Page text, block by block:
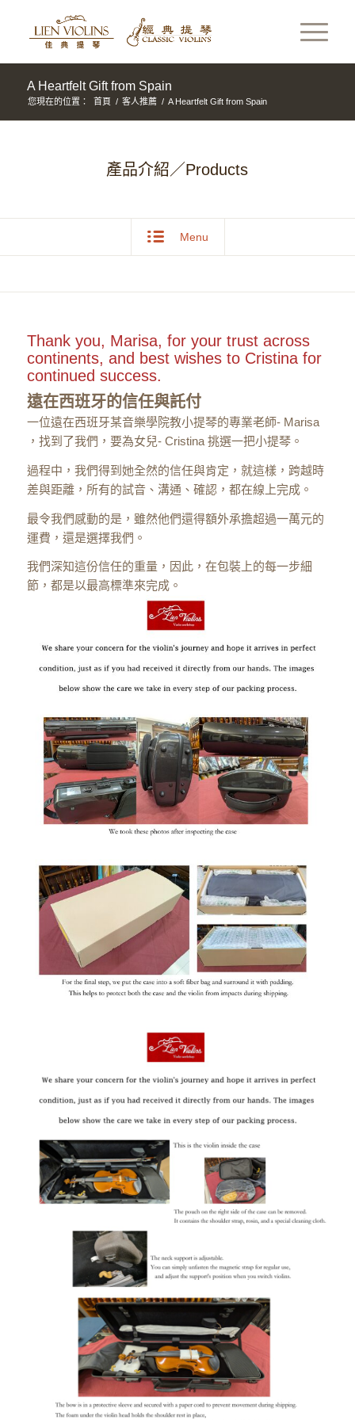
A Heartfelt Gift from Spain
您現在的位置： 首頁 / 客人推薦 / A Heartfelt Gift from Spain
產品介紹／Products
Menu
Thank you, Marisa, for your trust across
continents, and best wishes to Cristina for
continued success.
遠在西班牙的信任與託付
一位遠在西班牙某音樂學院教小提琴的專業老師- Marisa
，找到了我們，要為女兒- Cristina 挑選一把小提琴。
過程中，我們得到她全然的信任與肯定，就這樣，跨越時
差與距離，所有的試音、溝通、確認，都在線上完成。
最令我們感動的是，雖然他們還得額外承擔超過一萬元的
運費，還是選擇我們。
我們深知這份信任的重量，因此，在包裝上的每一步細
節，都是以最高標準來完成。